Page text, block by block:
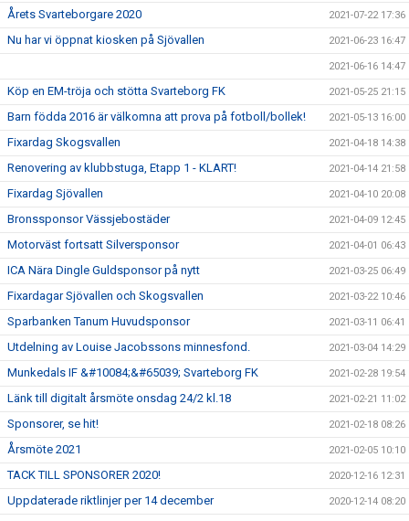
Årets Svarteborgare 2020 2021-07-22 17:36
Nu har vi öppnat kiosken på Sjövallen 2021-06-23 16:47
2021-06-16 14:47
Köp en EM-tröja och stötta Svarteborg FK 2021-05-25 21:15
Barn födda 2016 är välkomna att prova på fotboll/bollek! 2021-05-13 16:00
Fixardag Skogsvallen 2021-04-18 14:38
Renovering av klubbstuga, Etapp 1 - KLART! 2021-04-14 21:58
Fixardag Sjövallen 2021-04-10 20:08
Bronssponsor Vässjebostäder 2021-04-09 12:45
Motorväst fortsatt Silversponsor 2021-04-01 06:43
ICA Nära Dingle Guldsponsor på nytt 2021-03-25 06:49
Fixardagar Sjövallen och Skogsvallen 2021-03-22 10:46
Sparbanken Tanum Huvudsponsor 2021-03-11 06:41
Utdelning av Louise Jacobssons minnesfond. 2021-03-04 14:29
Munkedals IF &#10084;&#65039; Svarteborg FK 2021-02-28 19:54
Länk till digitalt årsmöte onsdag 24/2 kl.18 2021-02-21 11:02
Sponsorer, se hit! 2021-02-18 08:26
Årsmöte 2021 2021-02-05 10:10
TACK TILL SPONSORER 2020! 2020-12-16 12:31
Uppdaterade riktlinjer per 14 december 2020-12-14 08:20